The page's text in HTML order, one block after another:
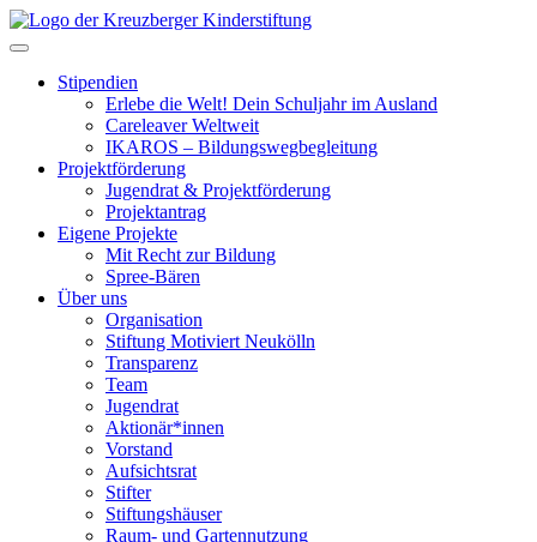
Skip
to
Toggle navigation
Stipendien
Erlebe die Welt! Dein Schuljahr im Ausland
Careleaver Weltweit
IKAROS – Bildungswegbegleitung
Projektförderung
Jugendrat & Projektförderung
Projektantrag
Eigene Projekte
Mit Recht zur Bildung
Spree-Bären
Über uns
Organisation
Stiftung Motiviert Neukölln
Transparenz
Team
Jugendrat
Aktionär*innen
Vorstand
Aufsichtsrat
Stifter
Stiftungshäuser
Raum- und Gartennutzung